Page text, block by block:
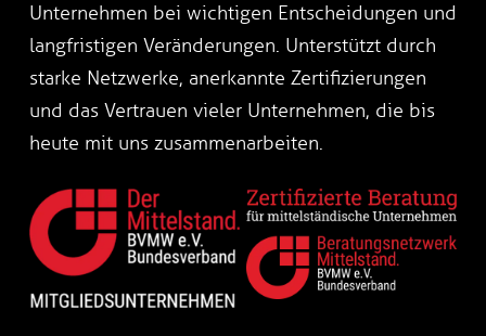
Unternehmen bei wichtigen Entscheidungen und
langfristigen Veränderungen. Unterstützt durch
starke Netzwerke, anerkannte Zertifizierungen
und das Vertrauen vieler Unternehmen, die bis
heute mit uns zusammenarbeiten.